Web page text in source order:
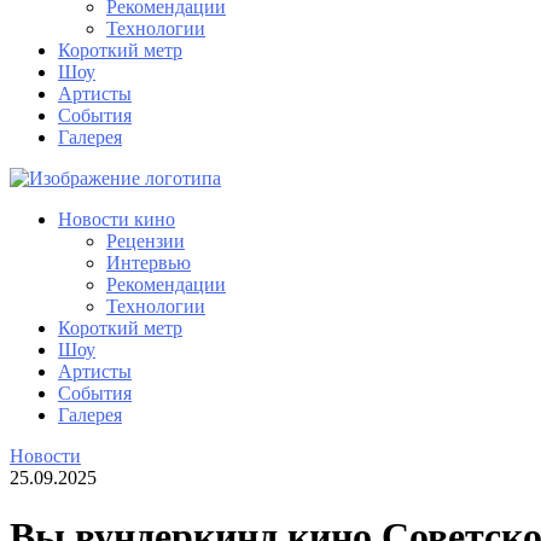
Рекомендации
Технологии
Короткий метр
Шоу
Артисты
События
Галерея
Новости кино
Рецензии
Интервью
Рекомендации
Технологии
Короткий метр
Шоу
Артисты
События
Галерея
Новости
25.09.2025